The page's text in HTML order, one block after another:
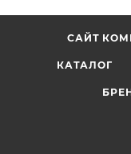
Тип сушки –
Размеры (Шхгхв),
Дополнительные
Функция Power
Отсрочка старта 1-
САЙТ
КАТАЛОГ